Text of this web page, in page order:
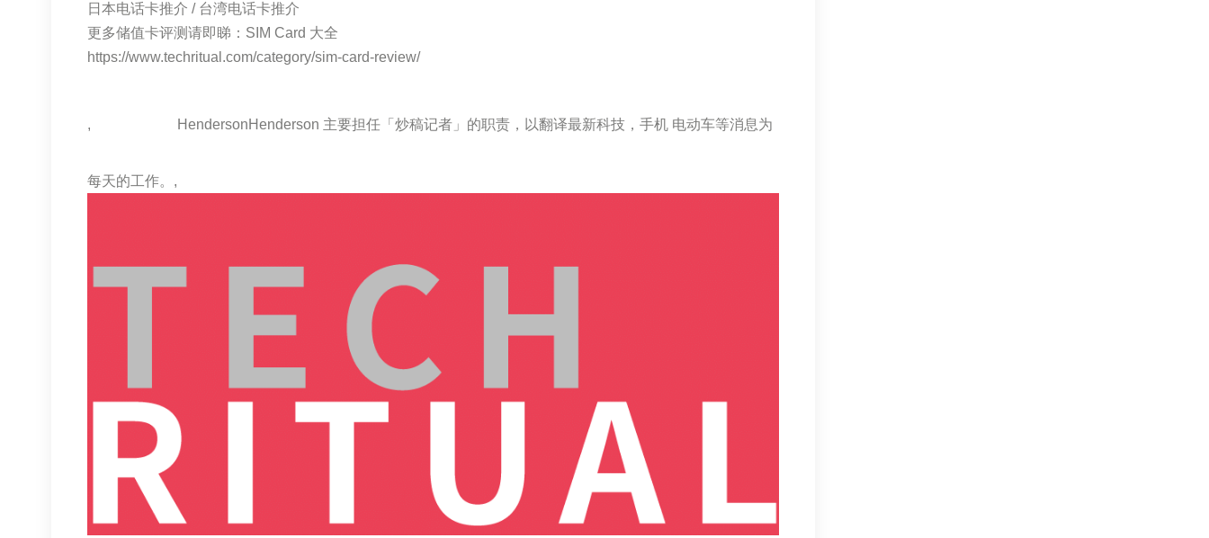
日本电话卡推介 / 台湾电话卡推介
更多储值卡评测请即睇：SIM Card 大全
https://www.techritual.com/category/sim-card-review/
, HendersonHenderson 主要担任「炒稿记者」的职责，以翻译最新科技，手机 电动车等消息为
每天的工作。,